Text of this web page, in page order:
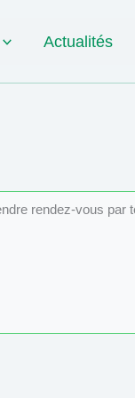
Actualités
rendez-vous par